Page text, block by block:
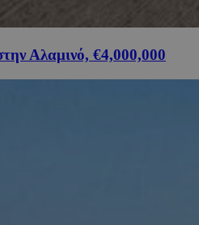
Αλαμινό, €4,000,000